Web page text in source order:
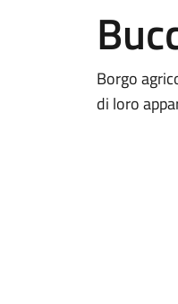
Borgo
di loro